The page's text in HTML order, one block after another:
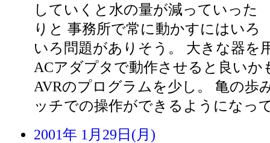
していくと水の量が減っていった
りと 事務所で常に動かすにはいろ
いろ問題がありそう。 大きな器を
ACアダプタで動作させると良いか
AVRのプログラムを少し。 亀の歩
ッチでの操作ができるようになっ
2001年 1月29日(月)